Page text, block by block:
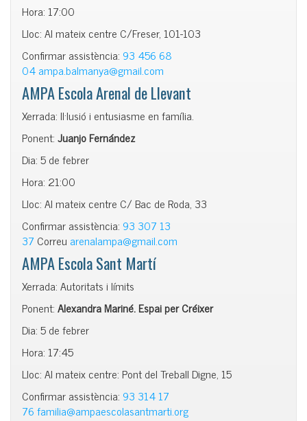
Hora: 17:00
Lloc: Al mateix centre C/Freser, 101-103
Confirmar assistència: 93 456 68
04ampa.balmanya@gmail.com
AMPA Escola Arenal de Llevant
Xerrada: Il·lusió i entusiasme en família.
Ponent:Juanjo Fernández
Dia: 5 de febrer
Hora: 21:00
Lloc: Al mateix centre C/ Bac de Roda, 33
Confirmar assistència: 93 307 13
37 Correu arenalampa@gmail.com
AMPA Escola Sant Martí
Xerrada: Autoritats i límits
Ponent:Alexandra Mariné. Espai per Créixer
Dia: 5 de febrer
Hora: 17:45
Lloc: Al mateix centre: Pont del Treball Digne, 15
Confirmar assistència: 93 314 17
76familia@ampaescolasantmarti.org